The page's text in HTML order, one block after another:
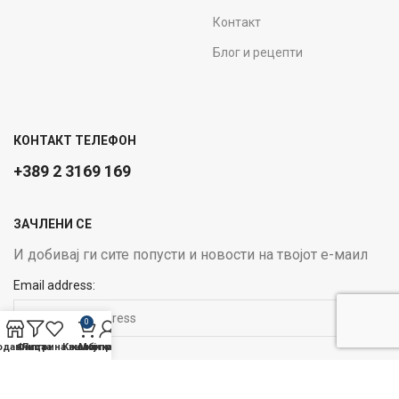
Контакт
Блог и рецепти
КОНТАКТ ТЕЛЕФОН
+389 2 3169 169
ЗАЧЛЕНИ СЕ
И добивај ги сите попусти и новости на твојот е-маил
Email address:
Филтри
Листа на желби
0
Кошничка
Мој профил